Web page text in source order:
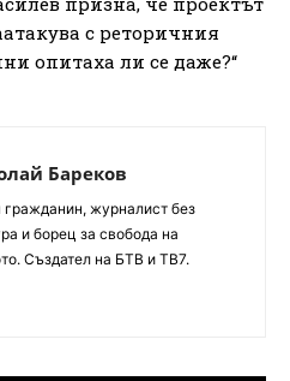
с реторичния
опитаха ли се даже?“
Бареков
гражданин, журналист без
и борец за свобода на
Създател на БТВ и ТВ7.